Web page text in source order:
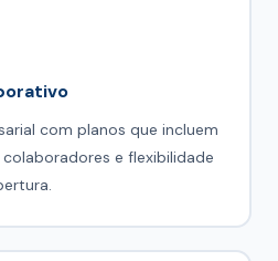
com planos que incluem
e flexibilidade